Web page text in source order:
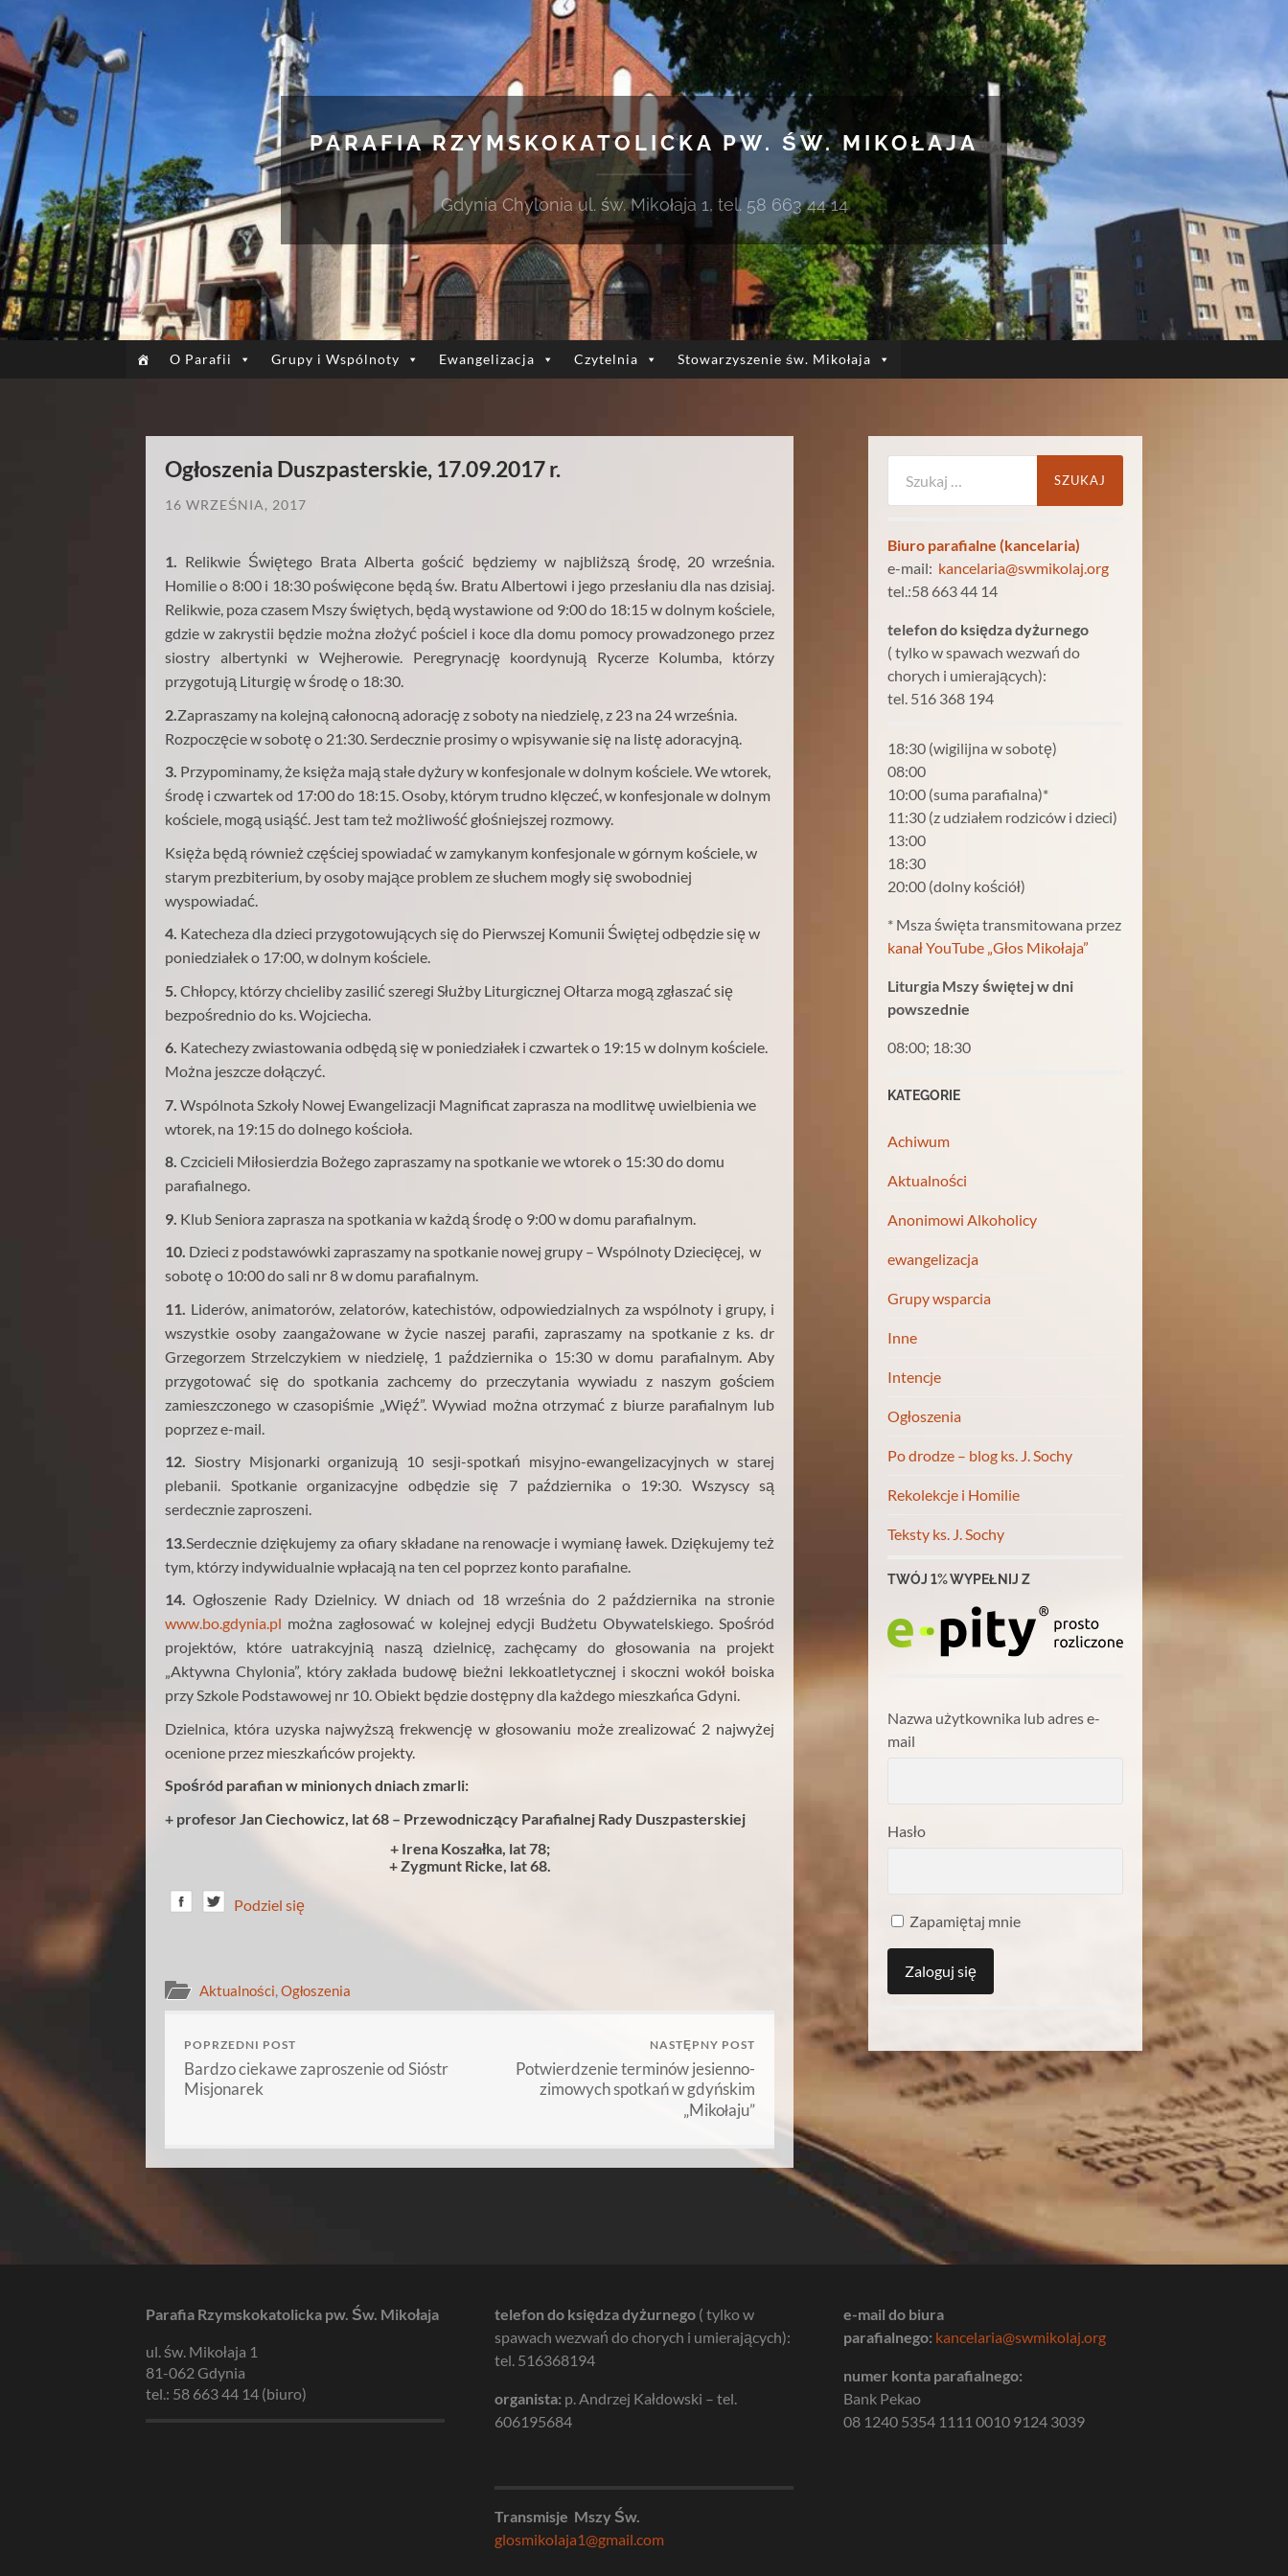
PARAFIA RZYMSKOKATOLICKA PW. ŚW. MIKOŁAJA
Gdynia Chylonia ul. św. Mikołaja 1, tel. 58 663 44 14
O Parafii Grupy i Wspólnoty Ewangelizacja Czytelnia Stowarzyszenie św. Mikołaja
Ogłoszenia Duszpasterskie, 17.09.2017 r.
16 WRZEŚNIA, 2017
1. Relikwie Świętego Brata Alberta gościć będziemy w najbliższą środę, 20 września.
Homilieo 8:00 i 18:30 poświęcone będą św. Bratu Albertowi i jego przesłaniu dla nas dzisiaj.
Relikwie, poza czasem Mszy świętych, będą wystawione od 9:00 do 18:15 w dolnym kościele,
gdzie w zakrystii będzie można złożyć pościel i koce dla domu pomocy prowadzonego przez
siostry albertynki w Wejherowie. Peregrynację koordynują Rycerze Kolumba, którzy
przygotują Liturgię w środę o 18:30.
2. Zapraszamy na kolejną całonocną adorację z soboty na niedzielę, z 23 na 24 września.
Rozpoczęcie w sobotę o 21:30. Serdecznie prosimy o wpisywanie się na listę adoracyjną.
3. Przypominamy, że księża mają stałe dyżury w konfesjonale w dolnym kościele. We wtorek,
środę i czwartek od 17:00 do 18:15. Osoby, którym trudno klęczeć, w konfesjonale w dolnym
kościele, mogą usiąść. Jest tam też możliwość głośniejszej rozmowy.
Księża będą również częściej spowiadać w zamykanym konfesjonale w górnym kościele, w
starym prezbiterium, by osoby mające problem ze słuchem mogły się swobodniej
wyspowiadać.
4. Katecheza dla dzieci przygotowujących się do Pierwszej Komunii Świętej odbędzie sięw
poniedziałek o 17:00, w dolnym kościele.
5. Chłopcy, którzy chcieliby zasilić szeregi Służby Liturgicznej Ołtarza mogą zgłaszać się
bezpośrednio do ks. Wojciecha.
6. Katechezy zwiastowania odbędą się w poniedziałek i czwartek o 19:15 w dolnym kościele.
Można jeszcze dołączyć.
7. Wspólnota Szkoły Nowej Ewangelizacji Magnificat zaprasza na modlitwę uwielbienia we
wtorek, na 19:15 do dolnego kościoła.
8. Czcicieli Miłosierdzia Bożego zapraszamy na spotkanie we wtorek o 15:30 do domu
parafialnego.
9. Klub Seniora zaprasza na spotkania w każdą środę o 9:00 w domu parafialnym.
10. Dzieci z podstawówki zapraszamy na spotkanie nowej grupy – Wspólnoty Dziecięcej, w
sobotę o 10:00 do sali nr 8 w domu parafialnym.
11.
Liderów, animatorów, zelatorów, katechistów, odpowiedzialnych za wspólnoty i grupy, i
wszystkie osoby zaangażowane w życie naszej parafii, zapraszamy na spotkaniez ks. dr
Grzegorzem Strzelczykiem w niedzielę, 1 października o 15:30 w domu parafialnym. Aby
przygotować się do spotkania zachcemy do przeczytania wywiadu z naszym gościem
zamieszczonego w czasopiśmie „Więź”. Wywiad można otrzymać z biurze parafialnym lub
poprzez e-mail.
12. Siostry Misjonarki organizują 10 sesji-spotkań misyjno-ewangelizacyjnych w starej
plebanii. Spotkanie organizacyjne odbędzie się 7 października o 19:30. Wszyscy są
serdecznie zaproszeni.
13. Serdecznie dziękujemy za ofiary składane na renowacje i wymianę ławek. Dziękujemy też
tym, którzy indywidualnie wpłacają na ten cel poprzez konto parafialne.
14. Ogłoszenie Rady Dzielnicy. W dniach od 18 września do 2 października na stronie
www.bo.gdynia.pl można zagłosować w kolejnej edycji Budżetu Obywatelskiego. Spośród
projektów, które uatrakcyjnią naszą dzielnicę, zachęcamy do głosowania na projekt
„Aktywna Chylonia”, który zakłada budowę bieżni lekkoatletycznej i skoczni wokół boiska
przy Szkole Podstawowej nr 10. Obiekt będzie dostępny dla każdego mieszkańca Gdyni.
Dzielnica, która uzyska najwyższą frekwencję w głosowaniu może zrealizować 2 najwyżej
ocenione przez mieszkańców projekty.
Spośród parafian w minionych dniach zmarli:
+ profesor Jan Ciechowicz, lat 68 – Przewodniczący Parafialnej Rady Duszpasterskiej
+ Irena Koszałka, lat 78;
+ Zygmunt Ricke, lat 68.
Podziel się
Aktualności, Ogłoszenia
POPRZEDNI POST
Bardzo ciekawe zaproszenie od Sióstr
Misjonarek
NASTĘPNY POST
Potwierdzenie terminów jesienno-
zimowych spotkań w gdyńskim
„Mikołaju”
Biuro parafialne (kancelaria)
e-mail: kancelaria@swmikolaj.org
tel.:58 663 44 14
telefon do księdza dyżurnego
( tylko w spawach wezwań do
chorych i umierających):
tel. 516 368 194
18:30 (wigilijna w sobotę)
08:00
10:00 (suma parafialna)*
11:30 (z udziałem rodziców i dzieci)
13:00
18:30
20:00 (dolny kościół)
* Msza święta transmitowana przez
kanał YouTube „Głos Mikołaja”
Liturgia Mszy świętej w dni
powszednie
08:00; 18:30
KATEGORIE
Achiwum
Aktualności
Anonimowi Alkoholicy
ewangelizacja
Grupy wsparcia
Inne
Intencje
Ogłoszenia
Po drodze – blog ks. J. Sochy
Rekolekcje i Homilie
Teksty ks. J. Sochy
TWÓJ 1% WYPEŁNIJ Z
Nazwa użytkownika lub adres e-
mail
Hasło
Zapamiętaj mnie
Parafia Rzymskokatolicka pw. Św. Mikołaja
ul. św. Mikołaja 1
81-062 Gdynia
tel.: 58 663 44 14 (biuro)
telefon do księdza dyżurnego ( tylko w
spawach wezwań do chorych i umierających):
tel. 516368194
organista: p. Andrzej Kałdowski – tel.
606195684
Transmisje Mszy Św.
glosmikolaja1@gmail.com
e-mail do biura
parafialnego: kancelaria@swmikolaj.org
numer konta parafialnego:
Bank Pekao
08 1240 5354 1111 0010 9124 3039